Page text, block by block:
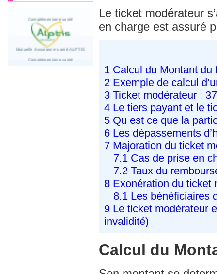
Mutuelle Assurance santé ALPTIS
Le ticket modérateur
en charge est assuré
1 Calcul du Montant du
2 Exemple de calcul
3 Ticket modérateur :
4 Le tiers payant et le
5 Qu est ce que la
6 Les dépassements
7 Majoration du ticket
7.1Cas de prise en
7.2Taux du
8 Exonération du ticket
8.1Les bénéficiaires
9 Le ticket modérateur
invalidité)
Calcul du